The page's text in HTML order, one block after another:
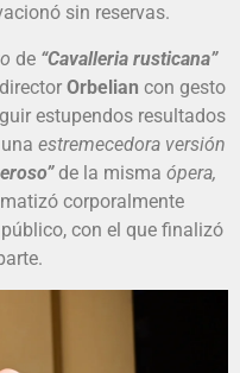
sin reservas.
de “Cavalleria rusticana”
Orbelian con gesto
estupendos resultados
estremecedora versión
de la misma ópera,
corporalmente
con el que finalizó